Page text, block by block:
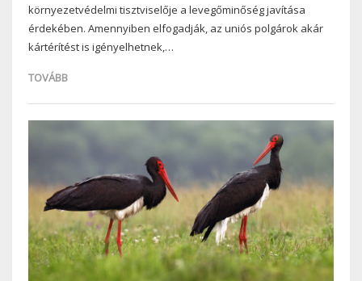
környezetvédelmi tisztviselője a levegőminőség javítása
érdekében. Amennyiben elfogadják, az uniós polgárok akár
kártérítést is igényelhetnek,…
TOVÁBB